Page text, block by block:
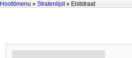
Hoofdmenu » Stratenlijst» Elststraat